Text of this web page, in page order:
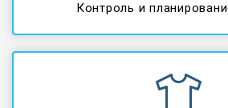
Контроль и